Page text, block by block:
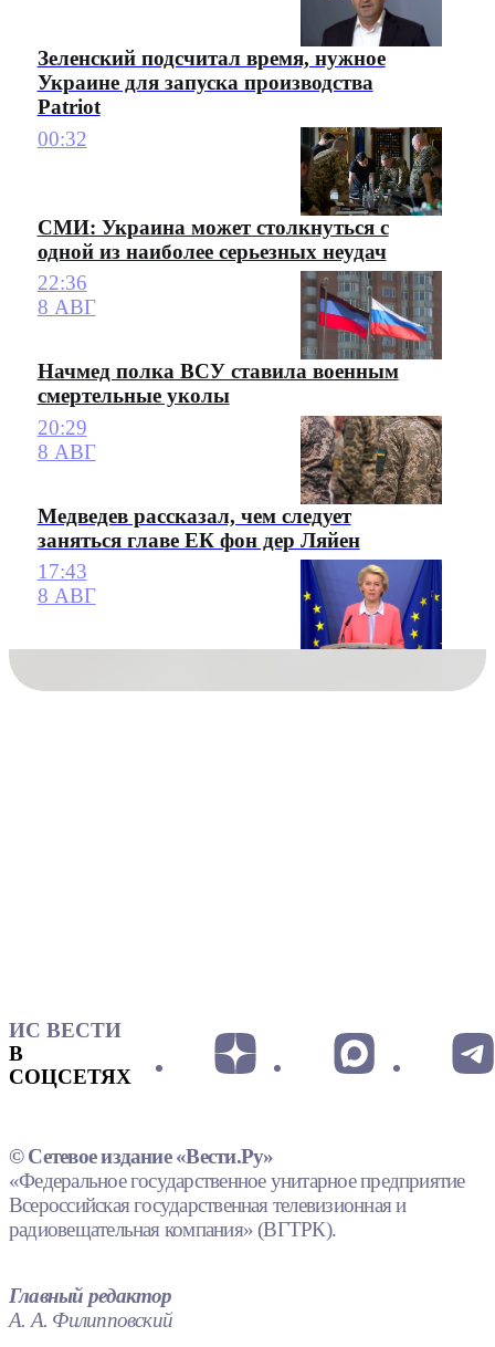
Зеленский подсчитал время, нужное
Украине для запуска производства
Patriot
00:32
СМИ: Украина может столкнуться с
одной из наиболее серьезных неудач
22:36
8 АВГ
Начмед полка ВСУ ставила военным
смертельные уколы
20:29
8 АВГ
Медведев рассказал, чем следует
заняться главе ЕК фон дер Ляйен
17:43
8 АВГ
ИС ВЕСТИ
В
СОЦСЕТЯХ
© Сетевое издание «Вести.Ру»
«Федеральное государственное унитарное предприятие
Всероссийская государственная телевизионная и
радиовещательная компания» (ВГТРК).
Главный редактор
А. А. Филипповский